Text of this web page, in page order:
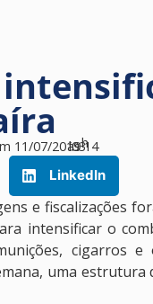
11/07/2019
às14
h
03
LinkedIn
e fiscalizações
intensificar o
cigarros e
uma estrutura